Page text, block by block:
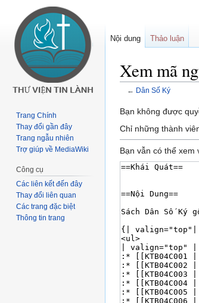
Xem mã
← Dân Số Ký
Buớc
tưới
hướng
Bước
tới
kiếm
Bạn không được
Chỉ những thành
Bạn vẫn có thể xem
Nội dung Thảo luận
Trang Chính
Thay đổi gần đây
Trang ngẫu nhiên
Trợ giúp về MediaWiki
Công cụ
Các liên kết đến đây
Thay đổi liên quan
Các trang đặc biệt
Thông tin trang